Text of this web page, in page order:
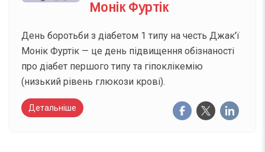
Монік Фуртік
День боротьби з діабетом 1 типу на честь Джак'ї
Монік Фуртік — це день підвищення обізнаності
про діабет першого типу та гіпоклікемію
(низький рівень глюкози крові).
Детальніше